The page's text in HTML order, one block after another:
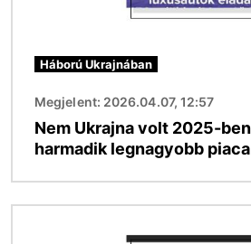
Háború Ukrajnában
Megjelent: 2026.04.07, 12:57
Nem Ukrajna volt 2025-
harmadik legnagyobb